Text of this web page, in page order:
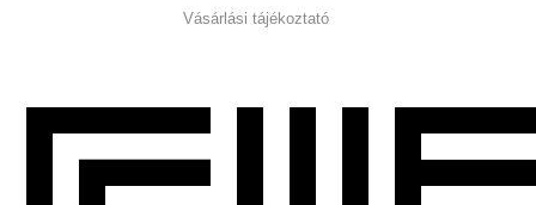
Vásárlási tájékoztató